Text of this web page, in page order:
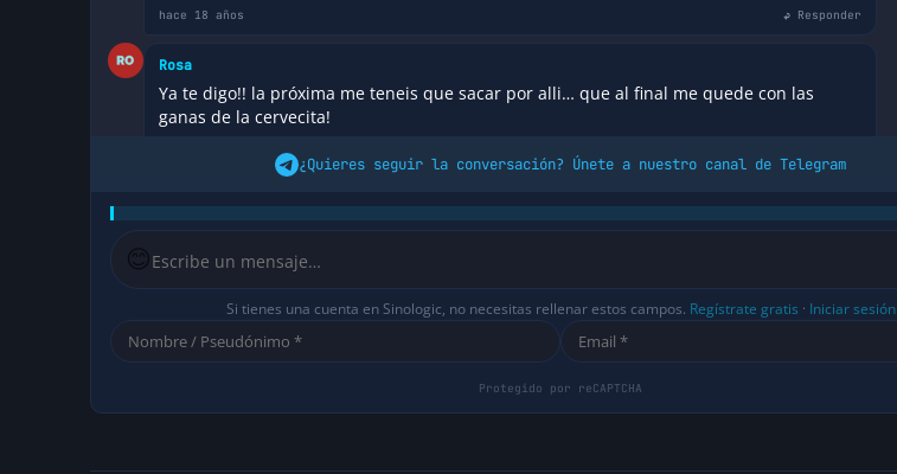
hace 18 años ↩ Responder
Rosa
Ya te digo!! la próxima me teneis que sacar por alli… que al final me quede con las
ganas de la cervecita!
Tu si que has estado genial nuevo dCap!! 🙂 (a falta del teórico)
↩ Responder
Me alegro mucho Elio, te deseo muchos exitos, el dìa menos esperado estarè por allà
compartiendo un curso.
hace 18 años
¿Quieres seguir la conversación? Únete a nuestro canal de Telegram
😊
Si tienes una cuenta en Sinologic, no necesitas rellenar estos campos. Regístrate gratis · Iniciar sesión